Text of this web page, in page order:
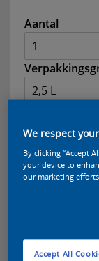
Aantal
2,5 L
We respect
By clicking “Accept
your device to
our marketing
Accept All